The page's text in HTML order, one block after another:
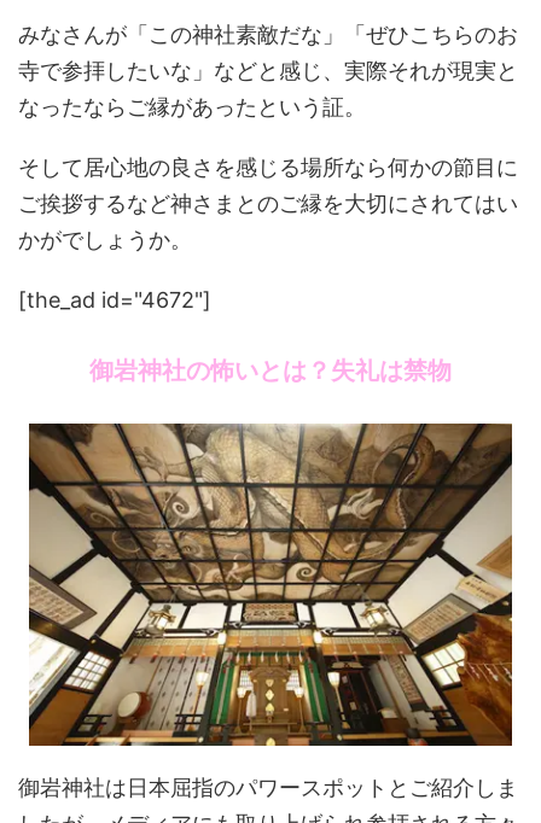
みなさんが「この神社素敵だな」「ぜひこちらのお
寺で参拝したいな」などと感じ、実際それが現実と
なったならご縁があったという証。
そして居心地の良さを感じる場所なら何かの節目に
ご挨拶するなど神さまとのご縁を大切にされてはい
かがでしょうか。
[the_ad id="4672"]
御岩神社の怖いとは？失礼は禁物
御岩神社は日本屈指のパワースポットとご紹介しま